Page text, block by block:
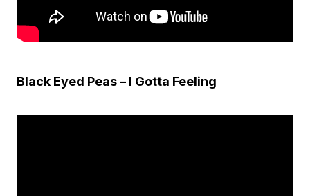
Black Eyed Peas – I Gotta Feeling